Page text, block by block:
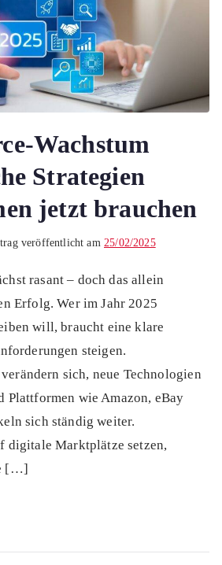
Wachstum
Strategien
jetzt brauchen
veröffentlicht am 25/02/2025
rasant – doch das allein
Erfolg. Wer im Jahr 2025
will, braucht eine klare
steigen.
sich, neue Technologien
Plattformen wie Amazon, eBay
sich ständig weiter.
digitale Marktplätze setzen,
[…]